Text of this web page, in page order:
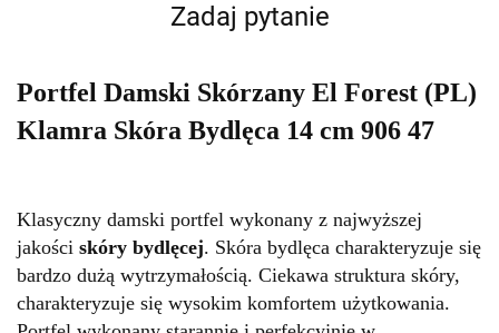
Zadaj pytanie
Portfel Damski Skórzany El Forest (PL)
Klamra Skóra Bydlęca 14 cm 906 47
Klasyczny damski portfel wykonany z najwyższej
jakości skóry bydlęcej. Skóra bydlęca charakteryzuje się
bardzo dużą wytrzymałością. Ciekawa struktura skóry,
charakteryzuje się wysokim komfortem użytkowania.